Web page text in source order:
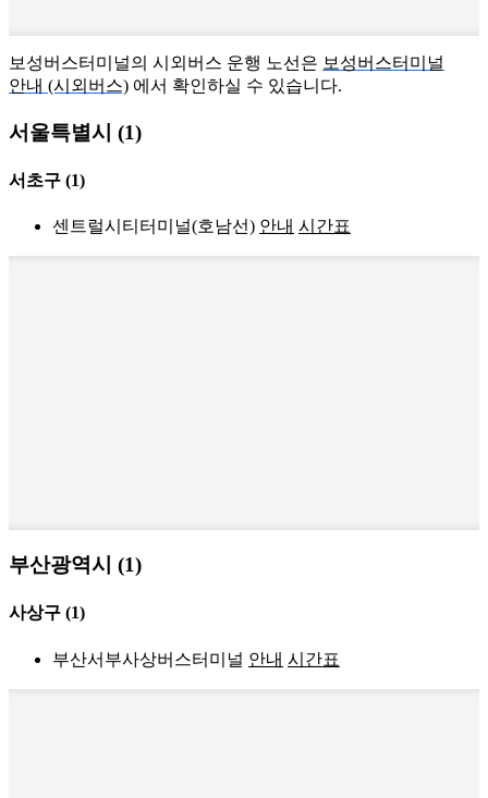
보성버스터미널의 시외버스 운행 노선은 보성버스터미널
안내 (시외버스) 에서 확인하실 수 있습니다.
서울특별시 (1)
서초구 (1)
센트럴시티터미널(호남선) 안내 시간표
부산광역시 (1)
사상구 (1)
부산서부사상버스터미널 안내 시간표